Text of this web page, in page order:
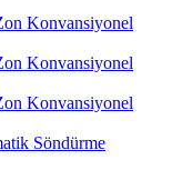
Konvansiyonel
Konvansiyonel
Konvansiyonel
Söndürme